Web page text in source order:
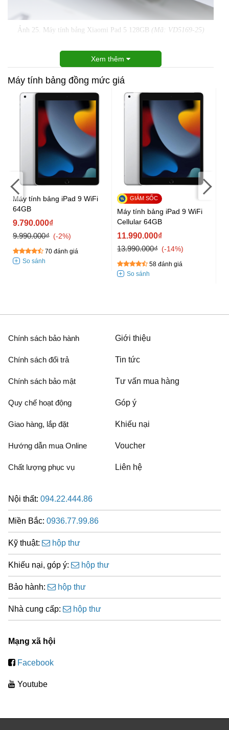
Ảnh 25. Máy tính bảng Xiaomi Pad 5 128GB (Mã: VD5169-25)
Xem thêm
Máy tính bảng đồng mức giá
Máy tính bảng iPad 9 WiFi
64GB
9.790.000₫
9.990.000₫
-2%
70 đánh giá
Máy tính bảng iPad 9 WiFi
Cellular 64GB
11.990.000₫
13.990.000₫
-14%
58 đánh giá
Chính sách bảo hành
Chính sách đổi trả
Chính sách bảo mật
Quy chế hoạt động
Giao hàng, lắp đặt
Hướng dẫn mua Online
Chất lượng phục vụ
Giới thiệu
Tin tức
Tư vấn mua hàng
Góp ý
Khiếu nại
Voucher
Liên hệ
Nội thất: 094.22.444.86
Miền Bắc: 0936.77.99.86
Kỹ thuật: hộp thư
Khiếu nại, góp ý: hộp thư
Bảo hành: hộp thư
Nhà cung cấp: hộp thư
Mạng xã hội
Facebook
Youtube